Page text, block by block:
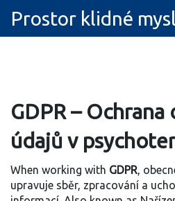
Prostor klidné
GDPR – Ochrana
údajů v
When working with GDPR,
upravuje sběr, zpracování a